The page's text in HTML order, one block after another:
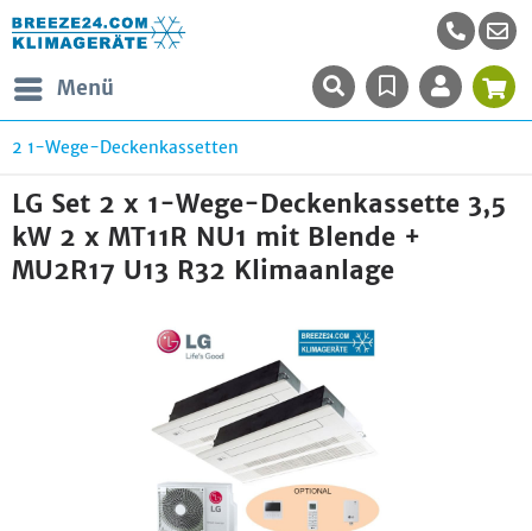
Menü
2 1-Wege-Deckenkassetten
LG Set 2 x 1-Wege-Deckenkassette 3,5
kW 2 x MT11R NU1 mit Blende +
MU2R17 U13 R32 Klimaanlage